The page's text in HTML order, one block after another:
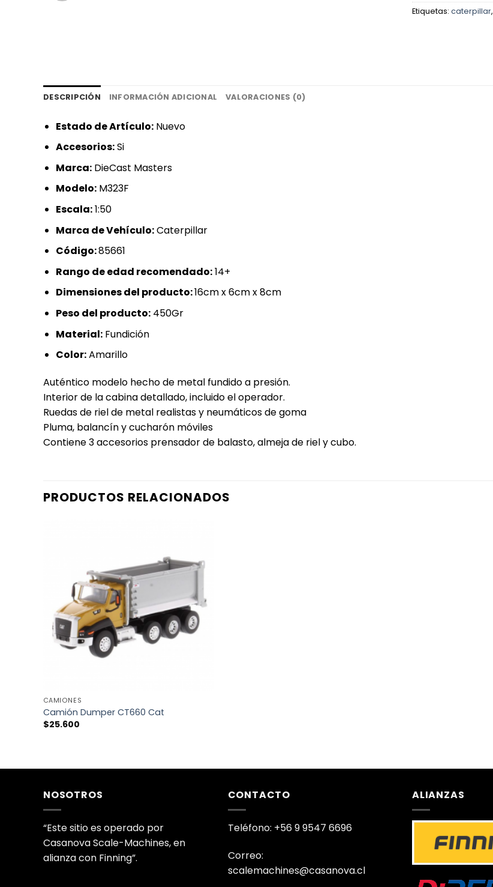
Etiquetas: caterpillar,
DESCRIPCIÓN INFORMACIÓN ADICIONAL VALORACIONES (0)
Estado de Artículo:Nuevo
Accesorios:Si
Marca:DieCast Masters
Modelo:M323F
Escala:1:50
Marca de Vehículo:Caterpillar
Código:85661
Rango de edad recomendado:14+
Dimensiones del producto:16cm x 6cm x 8cm
Peso del producto:450Gr
Material:Fundición
Color:Amarillo
Auténtico modelo hecho de metal fundido a presión.
Interior de la cabina detallado, incluido el operador.
Ruedas de riel de metal realistas y neumáticos de goma
Pluma, balancín y cucharón móviles
Contiene 3 accesorios prensador de balasto, almeja de riel y cubo.
PRODUCTOS RELACIONADOS
AÑADIR
A LA
DESEOS
CAMIONES
Camión Dumper CT660 Cat
$25.600
NOSOTROS
“Este sitio es operado por
Casanova Scale-Machines, en
alianza con Finning”.
CONTACTO
Teléfono: +56 9 9547 6696
Correo:
scalemachines@casanova.cl
ALIANZAS